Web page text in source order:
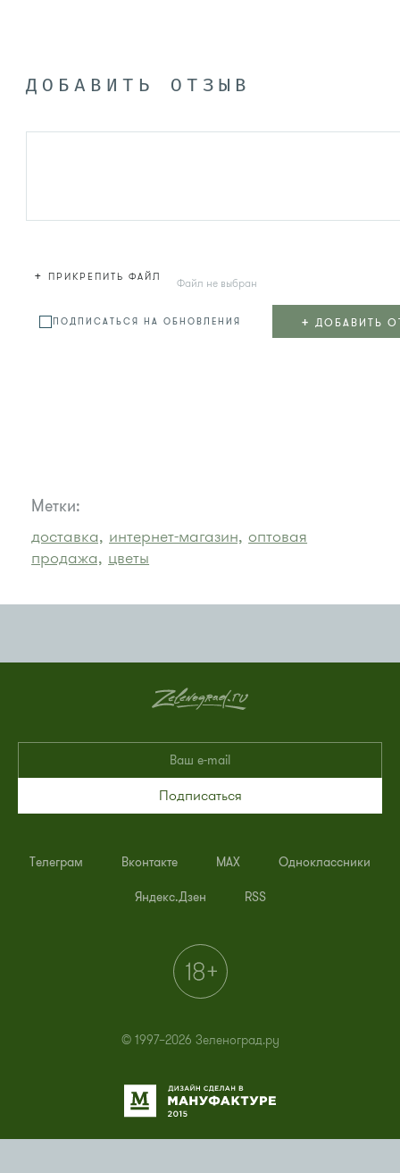
ДОБАВИТЬ ОТЗЫВ
+ ПРИКРЕПИТЬ ФАЙЛ Файл не выбран
ПОДПИСАТЬСЯ НА ОБНОВЛЕНИЯ + ДОБАВИТЬ
Метки:
доставка, интернет-магазин, оптовая
продажа, цветы
Подписаться
Телеграм Вконтакте MAX Одноклассники
Яндекс.Дзен RSS
© 1997–2026 Зеленоград.ру